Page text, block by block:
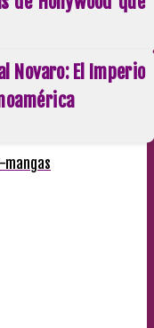
Novaro: El Imperio